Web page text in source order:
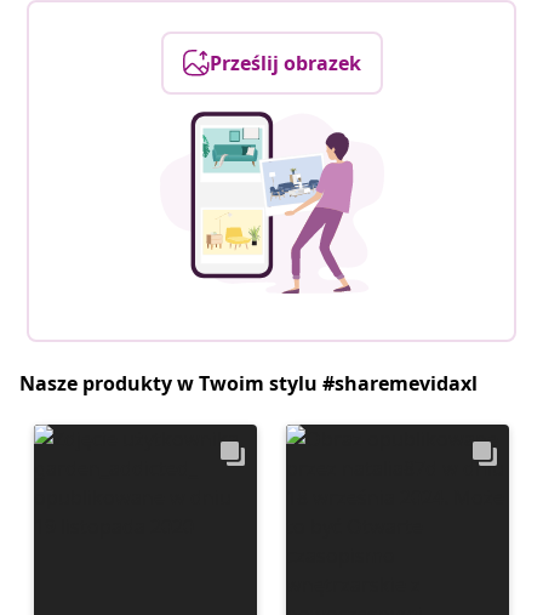
Prześlij obrazek
Nasze produkty w Twoim stylu #sharemevidaxl